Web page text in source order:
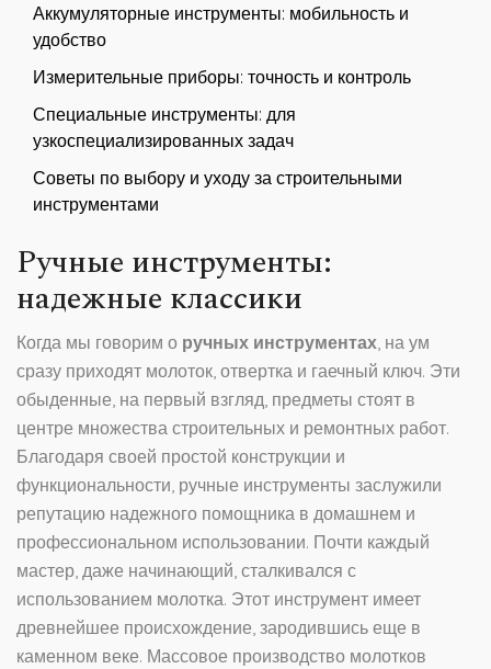
Аккумуляторные инструменты: мобильность и
удобство
Измерительные приборы: точность и контроль
Специальные инструменты: для
узкоспециализированных задач
Советы по выбору и уходу за строительными
инструментами
Ручные инструменты:
надежные классики
Когда мы говорим о ручных инструментах, на ум
сразу приходят молоток, отвертка и гаечный ключ. Эти
обыденные, на первый взгляд, предметы стоят в
центре множества строительных и ремонтных работ.
Благодаря своей простой конструкции и
функциональности, ручные инструменты заслужили
репутацию надежного помощника в домашнем и
профессиональном использовании. Почти каждый
мастер, даже начинающий, сталкивался с
использованием молотка. Этот инструмент имеет
древнейшее происхождение, зародившись еще в
каменном веке. Массовое производство молотков